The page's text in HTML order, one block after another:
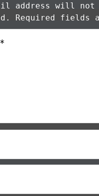
address will not
Required fields